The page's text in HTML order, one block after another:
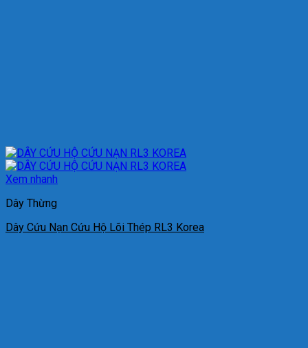
Xem nhanh
Dây Thừng
Dây Cứu Nạn Cứu Hộ Lõi Thép RL3 Korea